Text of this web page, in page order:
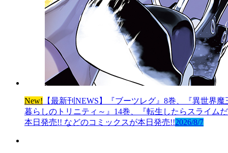
New! 【最新刊NEWS】『ブーツレグ』8巻、『異世界
暮らしのトリニティ～』14巻、『転生したらスライム
本日発売!! などのコミックスが本日発売!!2026/8/7